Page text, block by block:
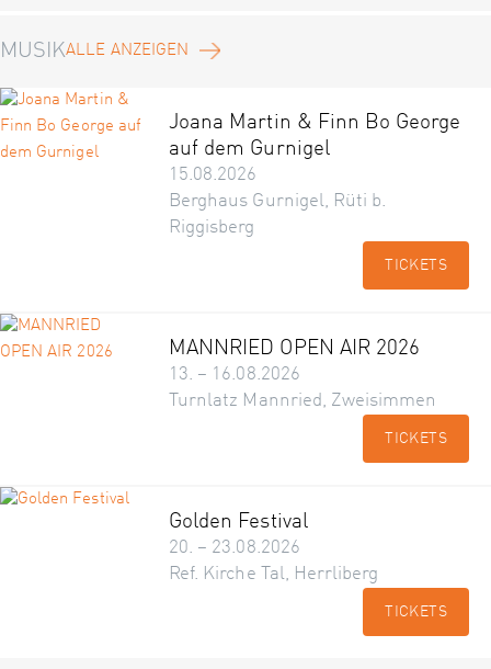
MUSIKALLE ANZEIGEN
Joana Martin & Finn Bo George
auf dem Gurnigel
15.08.2026
Berghaus Gurnigel, Rüti b.
Riggisberg
TICKETS
MANNRIED OPEN AIR 2026
13. – 16.08.2026
Turnlatz Mannried, Zweisimmen
TICKETS
Golden Festival
20. – 23.08.2026
Ref. Kirche Tal, Herrliberg
TICKETS